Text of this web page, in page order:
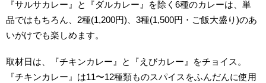
『サルサカレー』と『ダルカレー』を除く6種のカレーは、単
品ではもちろん、2種(1,200円)、3種(1,500円・ご飯大盛り)のあ
いがけでも楽しめます。
取材日は、『チキンカレー』と『えびカレー』をチョイス。
『チキンカレー』は11〜12種類ものスパイスをふんだんに使用